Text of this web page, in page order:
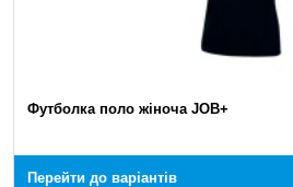
Футболка поло жіноча JOB+
Перейти до варіантів